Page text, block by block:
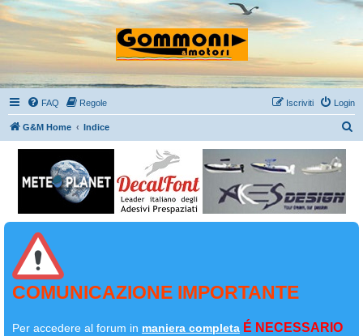
FAQ Regole Login
Iscriviti
G&M Home Indice
COMUNICAZIONE IMPORTANTE
Per accedere al forum in maniera completa É NECESSARIO